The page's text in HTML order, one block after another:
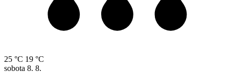
25 °C 19 °C
sobota 8. 8.